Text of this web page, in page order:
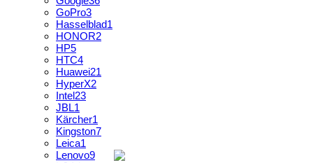
GoPro3
Hasselblad1
HONOR2
HP5
HTC4
Huawei21
HyperX2
Intel23
JBL1
Kärcher1
Kingston7
Leica1
Lenovo9